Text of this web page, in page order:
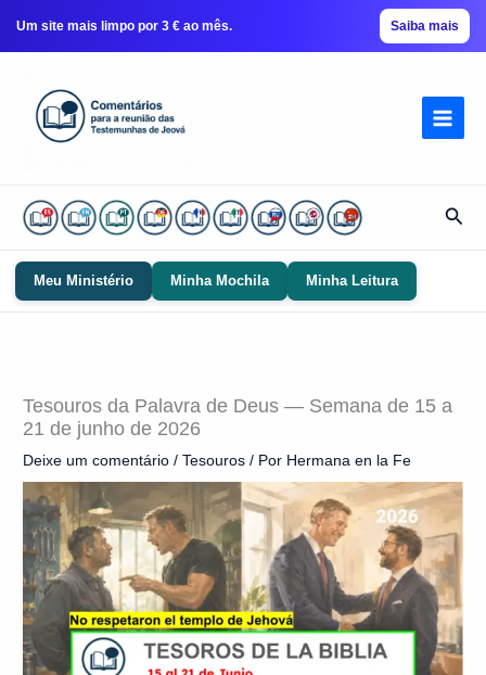
Um site mais limpo por 3 € ao mês. Saiba mais
conteúdo
Meu Ministério Minha Mochila Minha Leitura
Tesouros da Palavra de Deus — Semana de 15 a
21 de junho de 2026
Deixe um comentário /Tesouros / Por Hermana en la Fe